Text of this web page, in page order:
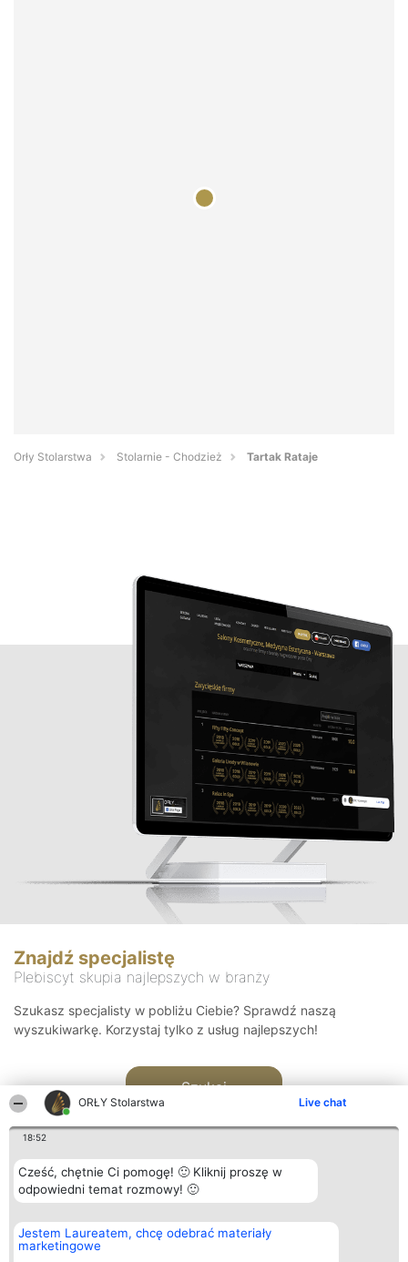
ORŁY Stolarstwa Live chat
18:52
Cześć, chętnie Ci pomogę! 🙂 Kliknij proszę w
odpowiedni temat rozmowy! 🙂
Jestem Laureatem, chcę odebrać materiały
marketingowe
Orły Stolarstwa Stolarnie - Chodzież Tartak Rataje
Znajdź specjalistę
Plebiscyt skupia najlepszych w branży
Szukasz specjalisty w pobliżu Ciebie? Sprawdź naszą
wyszukiwarkę. Korzystaj tylko z usług najlepszych!
Szukaj
Organizator plebiscytu
Bright Side Solutions sp. z o.
o. sp. k.
Plebiscyt
Laureaci
Kontakt
Kontakt